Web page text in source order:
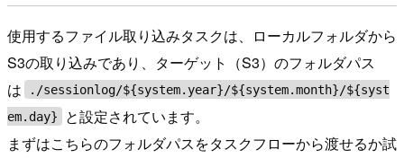
使用するファイル取り込みタスクは、ローカルフォルダから
S3の取り込みであり、ターゲット（S3）のフォルダパス
は
./sessionlog/${system.year}/${system.month}/${syst
em.day}
と設定されています。
まずはこちらのフォルダパスをタスクフローから渡せるか試